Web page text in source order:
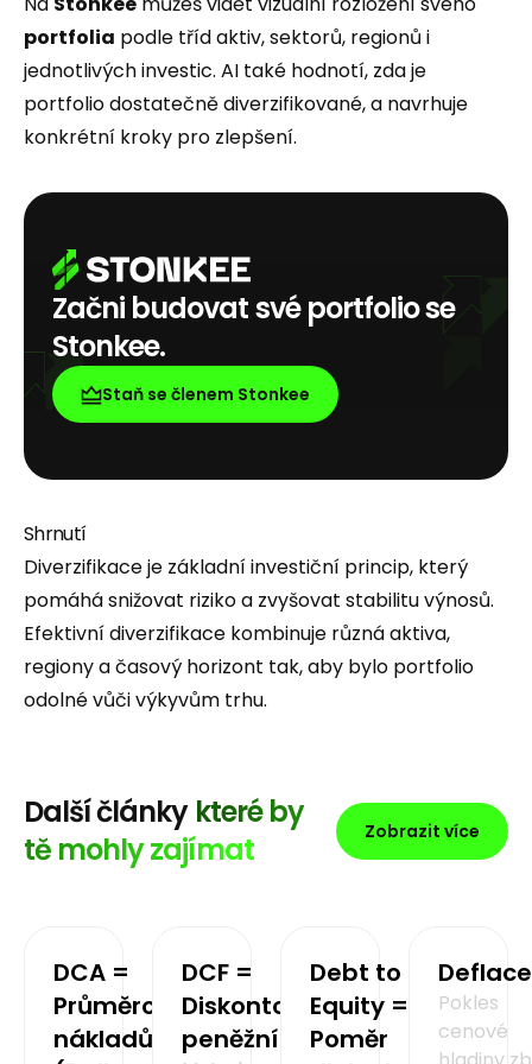
portfolia podle tříd aktiv, sektorů, regionů i
jednotlivých investic. AI také hodnotí, zda je
portfolio dostatečně diverzifikované, a navrhuje
konkrétní kroky pro zlepšení.
Začni budovat své portfolio se
Stonkee.
Staň se členem Stonkee
Shrnutí
Diverzifikace je základní investiční princip, který
pomáhá snižovat riziko a zvyšovat stabilitu výnosů.
Efektivní diverzifikace kombinuje různá aktiva,
regiony a časový horizont tak, aby bylo portfolio
odolné vůči výkyvům trhu.
Další články které by
tě mohly zajímat
Zobrazit více
DCA =
Průměrování
nákladů
DCF =
Diskontovaný
peněžní tok
Debt to
Equity =
Poměr
Deflace
Pokles
cenové